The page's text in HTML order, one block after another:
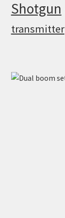
Shotgun
transmitter